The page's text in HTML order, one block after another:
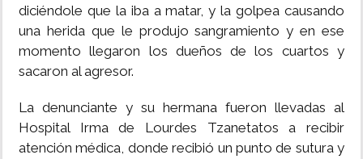
diciéndole que la iba a matar, y la golpea causando
una herida que le produjo sangramiento y en ese
momento llegaron los dueños de los cuartos y
sacaron al agresor.
La denunciante y su hermana fueron llevadas al
Hospital Irma de Lourdes Tzanetatos a recibir
atención médica, donde recibió un punto de sutura y